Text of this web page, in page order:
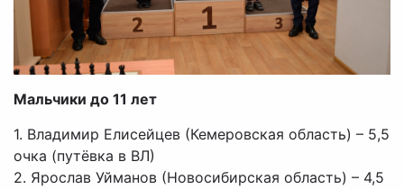
Мальчики до 11 лет
1. Владимир Елисейцев (Кемеровская область) – 5,5
очка (путёвка в ВЛ)
2. Ярослав Уйманов (Новосибирская область) – 4,5